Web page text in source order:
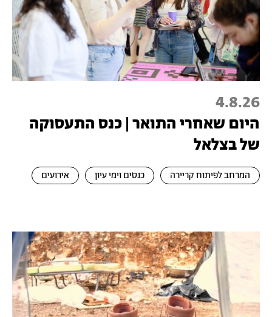
4.8.26
היום שאחרי התואר | כנס התעסוקה
של בצלאל
המרחב לפיתוח קריירה כנסים וימי עיון אירועים